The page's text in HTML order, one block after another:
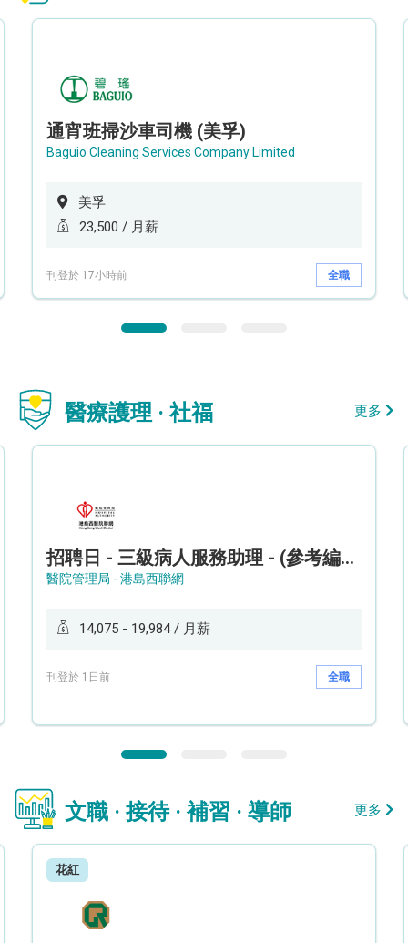
通宵班掃沙車司機 (美孚)
Baguio Cleaning Services Company Limited
美孚
23,500 / 月薪
刊登於 17小時前 全職
醫療護理 · 社福 更多
招聘日 - 三級病人服務助理 - (參考編號: HKWCS260107)
醫院管理局 - 港島西聯網
14,075 - 19,984 / 月薪
刊登於 1日前 全職
文職 · 接待 · 補習 · 導師 更多
花紅